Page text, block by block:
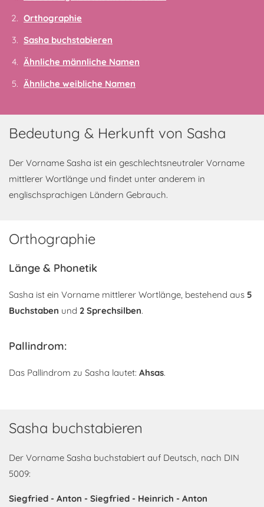
Orthographie
Sasha buchstabieren
Ähnliche männliche Namen
Ähnliche weibliche Namen
Bedeutung & Herkunft von Sasha
Der Vorname Sasha ist ein geschlechtsneutraler Vorname
mittlerer Wortlänge und findet unter anderem in
englischsprachigen Ländern Gebrauch.
Orthographie
Länge & Phonetik
Sasha ist ein Vorname mittlerer Wortlänge, bestehend aus 5
Buchstaben und 2 Sprechsilben.
Pallindrom:
Das Pallindrom zu Sasha lautet: Ahsas.
Sasha buchstabieren
Der Vorname Sasha buchstabiert auf Deutsch, nach DIN
5009:
Siegfried - Anton - Siegfried - Heinrich - Anton